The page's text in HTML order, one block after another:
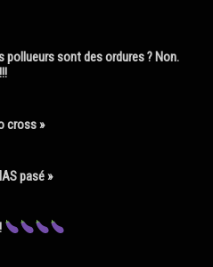
pollueurs sont des ordures ? Non.
cross »
pasé »